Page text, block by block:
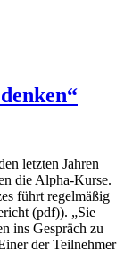
letzten Jahren
die Alpha-Kurse.
führt regelmäßig
(pdf)). „Sie
ins Gespräch zu
der Teilnehmer